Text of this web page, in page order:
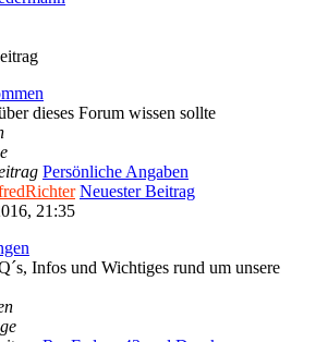
dieses Forum wissen sollte
Persönliche Angaben
Neuester Beitrag
21:35
Infos und Wichtiges rund um unsere